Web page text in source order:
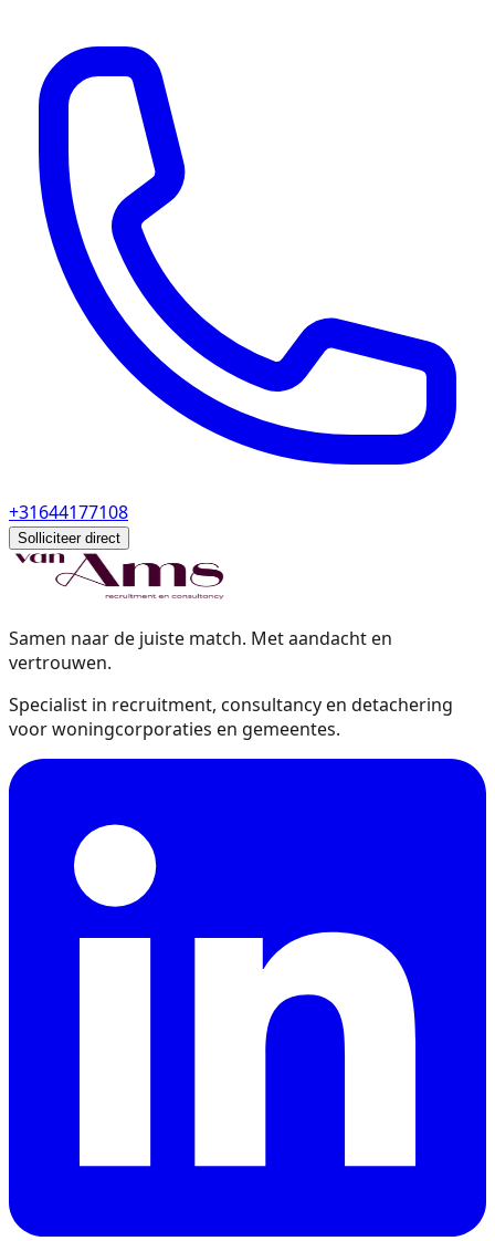
+31644177108
Solliciteer direct
Samen naar de juiste match. Met aandacht en
vertrouwen.
Specialist in recruitment, consultancy en detachering
voor woningcorporaties en gemeentes.